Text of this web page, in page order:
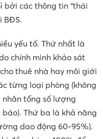
bởi các thông tin “thái
BĐS.
yếu tố. Thứ nhất là
chính mình khảo sát
thuê nhà hay môi giới
từng loại phòng (không
tổng số lượng
Thứ ba là khả năng
dao động 60-95%).